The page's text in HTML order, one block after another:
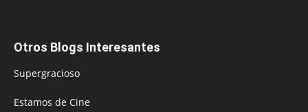
Otros Blogs Interesantes
Supergracioso
Estamos de Cine